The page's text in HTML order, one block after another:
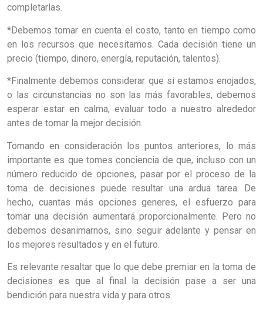
completarlas.
*Debemos tomar en cuenta el costo, tanto en tiempo como
en los recursos que necesitamos. Cada decisión tiene un
precio (tiempo, dinero, energía, reputación, talentos).
*Finalmente debemos considerar que si estamos enojados,
o las circunstancias no son las más favorables, debemos
esperar estar en calma, evaluar todo a nuestro alrededor
antes de tomar la mejor decisión.
Tomando en consideración los puntos anteriores, lo más
importante es que tomes conciencia de que, incluso con un
número reducido de opciones, pasar por el proceso de la
toma de decisiones puede resultar una ardua tarea. De
hecho, cuantas más opciones generes, el esfuerzo para
tomar una decisión aumentará proporcionalmente. Pero no
debemos desanimarnos, sino seguir adelante y pensar en
los mejores resultados y en el futuro.
Es relevante resaltar que lo que debe premiar en la toma de
decisiones es que al final la decisión pase a ser una
bendición para nuestra vida y para otros.